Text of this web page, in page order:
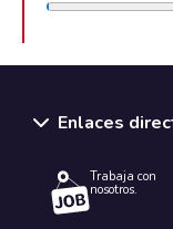
Enlaces
Trabaja con
nosotros.